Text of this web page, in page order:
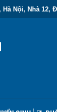
Nội, Nhà 12,
SINH